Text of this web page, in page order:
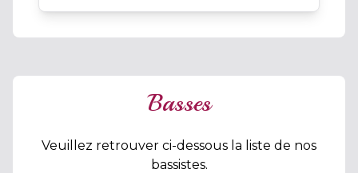
Basses
Veuillez retrouver ci-dessous la liste de nos
bassistes.